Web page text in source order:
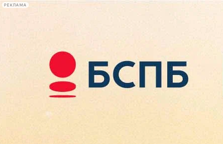
РЕКЛАМА
Сегодня:
2026.08.07
11:44
Афиша Plus